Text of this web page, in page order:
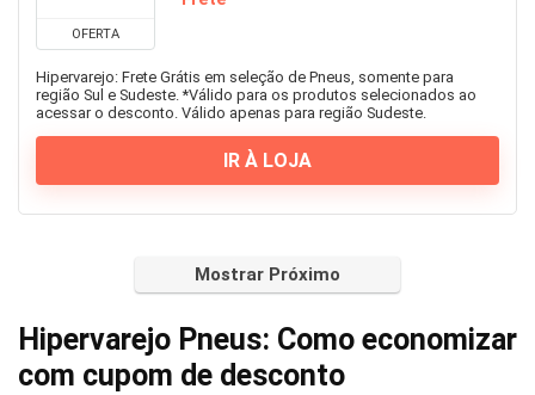
OFERTA
Hipervarejo: Frete Grátis em seleção de Pneus, somente para
região Sul e Sudeste. *Válido para os produtos selecionados ao
acessar o desconto. Válido apenas para região Sudeste.
IR À LOJA
Mostrar Próximo
Hipervarejo Pneus: Como economizar
com cupom de desconto